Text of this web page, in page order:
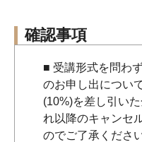
確認事項
■ 受講形式を問わ
のお申し出につい
(10%)を差し引い
れ以降のキャンセ
のでご了承ください